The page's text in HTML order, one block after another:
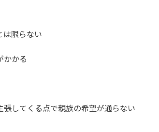
は限らない
かかる
してくる点で親族の希望が通らない